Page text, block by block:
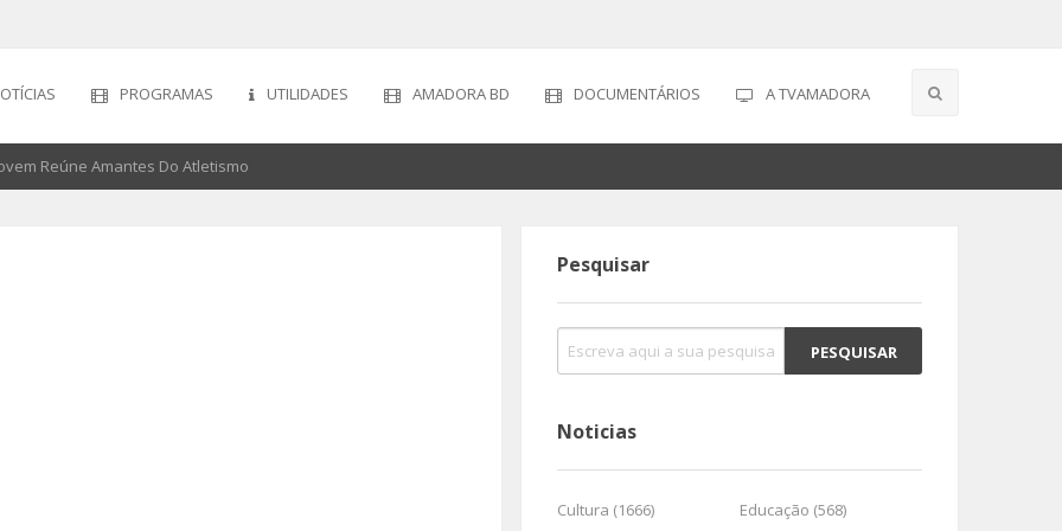
PROGRAMAS UTILIDADES AMADORA BD DOCUMENTÁRIOS A TVAMADORA
Reúne Amantes Do Atletismo
Pesquisar
Noticias
Cultura (1666)
Educação (568)